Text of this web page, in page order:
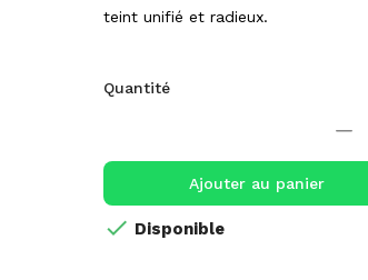
teint unifié et radieux.
Quantité
Ajouter au panier
 Disponible